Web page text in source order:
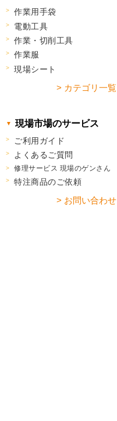
作業用手袋
電動工具
作業・切削工具
作業服
現場シート
> カテゴリ一覧
現場市場のサービス
ご利用ガイド
よくあるご質問
修理サービス 現場のゲンさん
特注商品のご依頼
> お問い合わせ